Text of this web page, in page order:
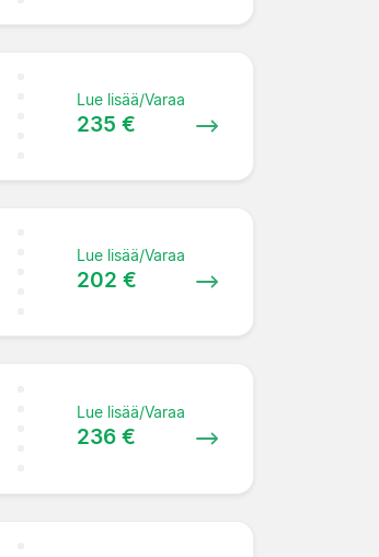
Lue lisää/Varaa
235 €
Lue lisää/Varaa
202 €
Lue lisää/Varaa
236 €